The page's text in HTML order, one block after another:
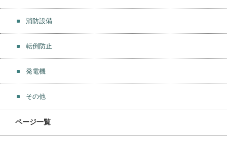
消防設備
転倒防止
発電機
その他
ページ一覧